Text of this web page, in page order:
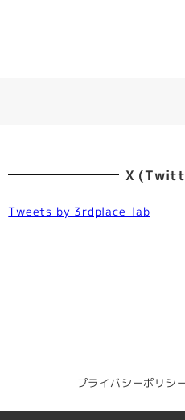
X
Tweets by 3rdplace_lab
プライバシーポリシ